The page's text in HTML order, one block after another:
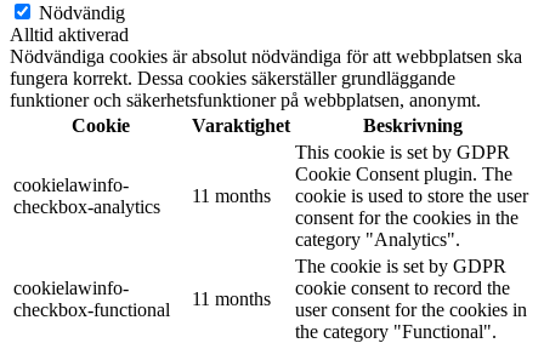
Nödvändig
Alltid aktiverad
Nödvändiga cookies är absolut nödvändiga för att webbplatsen ska
fungera korrekt. Dessa cookies säkerställer grundläggande
funktioner och säkerhetsfunktioner på webbplatsen, anonymt.
Cookie
Varaktighet Beskrivning
cookielawinfo-
checkbox-analytics
11 months
This cookie is set by GDPR
Cookie Consent plugin. The
cookie is used to store the user
consent for the cookies in the
category "Analytics".
cookielawinfo-
checkbox-functional
11 months
The cookie is set by GDPR
cookie consent to record the
user consent for the cookies in
the category "Functional".